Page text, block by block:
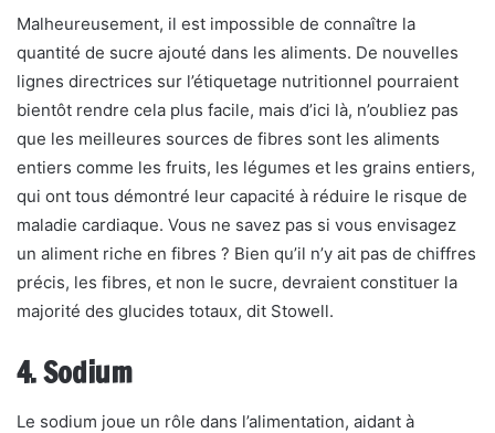
Malheureusement, il est impossible de connaître la
quantité de sucre ajouté dans les aliments. De nouvelles
lignes directrices sur l’étiquetage nutritionnel pourraient
bientôt rendre cela plus facile, mais d’ici là, n’oubliez pas
que les meilleures sources de fibres sont les aliments
entiers comme les fruits, les légumes et les grains entiers,
qui ont tous démontré leur capacité à réduire le risque de
maladie cardiaque. Vous ne savez pas si vous envisagez
un aliment riche en fibres ? Bien qu’il n’y ait pas de chiffres
précis, les fibres, et non le sucre, devraient constituer la
majorité des glucides totaux, dit Stowell.
4. Sodium
Le sodium joue un rôle dans l’alimentation, aidant à